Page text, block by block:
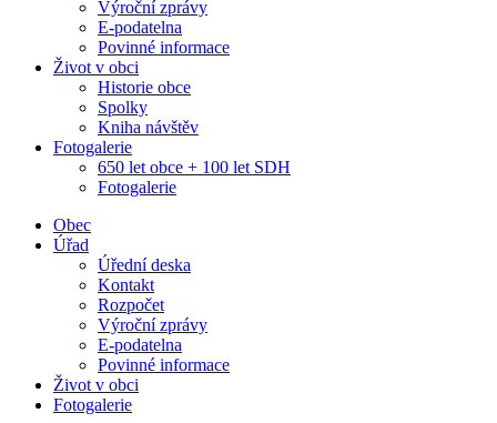
Výroční zprávy
E-podatelna
Povinné informace
Život v obci
Historie obce
Spolky
Kniha návštěv
Fotogalerie
650 let obce + 100 let SDH
Fotogalerie
Obec
Úřad
Úřední deska
Kontakt
Rozpočet
Výroční zprávy
E-podatelna
Povinné informace
Život v obci
Fotogalerie